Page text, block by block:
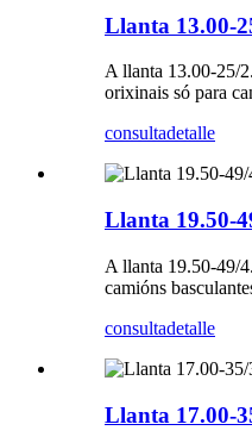
Llanta 13.00-
A llanta 13.00-25/
orixinais só para
consultadetalle
Llanta 19.50-
A llanta 19.50-49/
camións
consultadetalle
Llanta 17.00-